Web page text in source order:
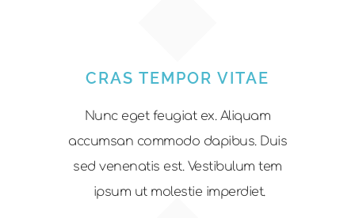
CRAS TEMPOR VITAE
Nunc eget feugiat ex. Aliquam
accumsan commodo dapibus. Duis
sed venenatis est. Vestibulum tem
ipsum ut molestie imperdiet.